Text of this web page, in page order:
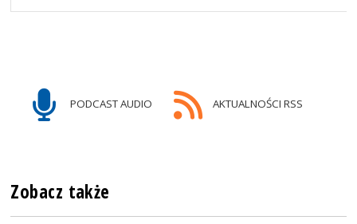
PODCAST AUDIO AKTUALNOŚCI RSS
Zobacz także